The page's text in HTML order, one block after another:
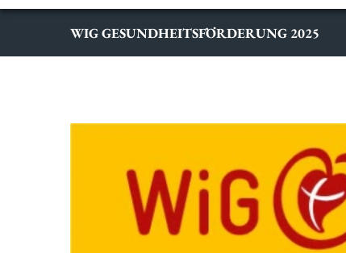
WIG GESUNDHEITSFÖRDERUNG 2025